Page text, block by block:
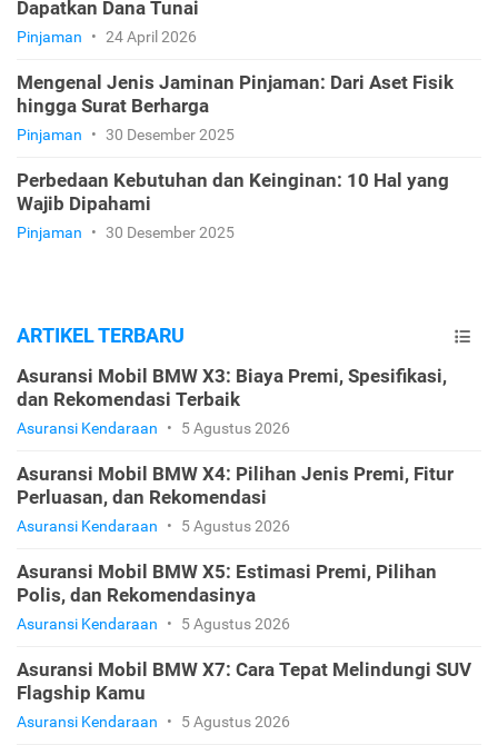
Dapatkan Dana Tunai
Pinjaman • 24 April 2026
Mengenal Jenis Jaminan Pinjaman: Dari Aset Fisik
hingga Surat Berharga
Pinjaman • 30 Desember 2025
Perbedaan Kebutuhan dan Keinginan: 10 Hal yang
Wajib Dipahami
Pinjaman • 30 Desember 2025
ARTIKEL TERBARU
Asuransi Mobil BMW X3: Biaya Premi, Spesifikasi,
dan Rekomendasi Terbaik
Asuransi Kendaraan • 5 Agustus 2026
Asuransi Mobil BMW X4: Pilihan Jenis Premi, Fitur
Perluasan, dan Rekomendasi
Asuransi Kendaraan • 5 Agustus 2026
Asuransi Mobil BMW X5: Estimasi Premi, Pilihan
Polis, dan Rekomendasinya
Asuransi Kendaraan • 5 Agustus 2026
Asuransi Mobil BMW X7: Cara Tepat Melindungi SUV
Flagship Kamu
Asuransi Kendaraan • 5 Agustus 2026